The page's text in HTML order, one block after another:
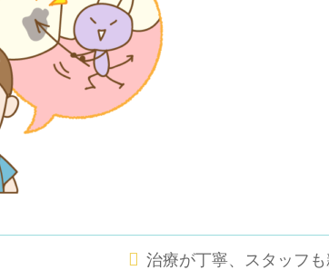
治療が丁寧、スタッフ